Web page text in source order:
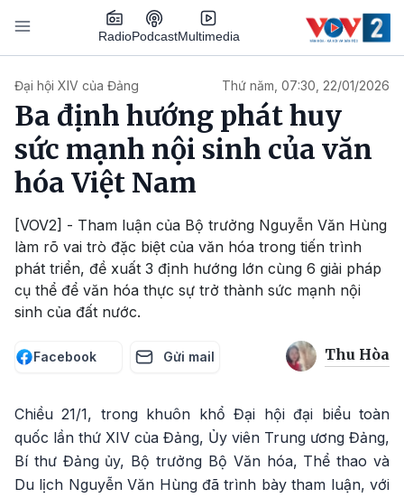
Nhảy đến nội dung
RadioPodcastMultimedia
Đại hội XIV của Đảng Thứ năm, 07:30, 22/01/2026
Ba định hướng phát huy
sức mạnh nội sinh của văn
hóa Việt Nam
[VOV2] - Tham luận của Bộ trưởng Nguyễn Văn Hùng
làm rõ vai trò đặc biệt của văn hóa trong tiến trình
phát triển, đề xuất 3 định hướng lớn cùng 6 giải pháp
cụ thể để văn hóa thực sự trở thành sức mạnh nội
sinh của đất nước.
Facebook Gửi mail Thu Hòa
Chiều 21/1, trong khuôn khổ Đại hội đại biểu toàn
quốc lần thứ XIV của Đảng, Ủy viên Trung ương Đảng,
Bí thư Đảng ủy, Bộ trưởng Bộ Văn hóa, Thể thao và
Du lịch Nguyễn Văn Hùng đã trình bày tham luận, với